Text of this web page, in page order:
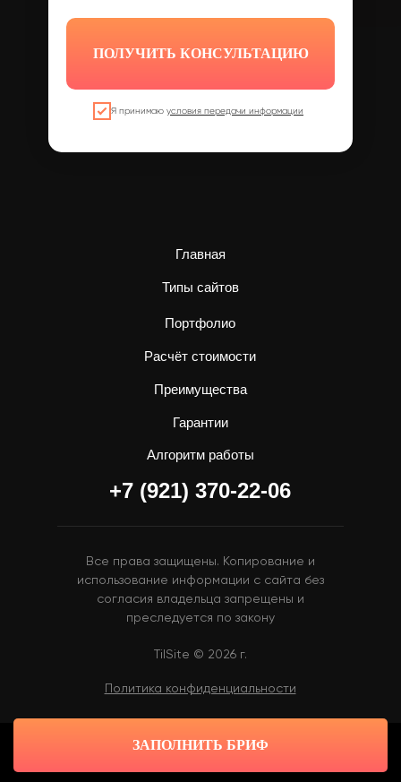
Я принимаю условия передачи информации
ПОЛУЧИТЬ КОНСУЛЬТАЦИЮ
TilSite © 2026 г.
Все права защищены. Копирование и
использование информации с сайта без
согласия владельца запрещены и
преследуется по закону
Политика конфиденциальности
Типы сайтов
Портфолио
Расчёт стоимости
Преимущества
Гарантии
+7 (921) 370-22-06
Главная
Алгоритм работы
ЗАПОЛНИТЬ БРИФ
Tilda